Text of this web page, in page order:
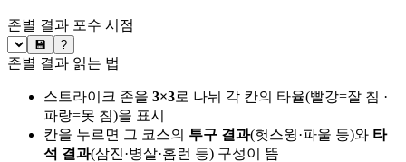
존별 결과 포수 시점
💾 ?
존별 결과 읽는 법
스트라이크 존을 3×3로 나눠 각 칸의 타율(빨강=잘 침 ·
파랑=못 침)을 표시
칸을 누르면 그 코스의 투구 결과(헛스윙·파울 등)와 타
석 결과(삼진·병살·홈런 등) 구성이 뜸